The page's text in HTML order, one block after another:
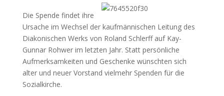
Die Spende findet ihre
Ursache im Wechsel der kaufmännischen Leitung des
Diakonischen Werks von Roland Schlerff auf Kay-
Gunnar Rohwer im letzten Jahr. Statt persönliche
Aufmerksamkeiten und Geschenke wünschten sich
alter und neuer Vorstand vielmehr Spenden für die
Sozialkirche.